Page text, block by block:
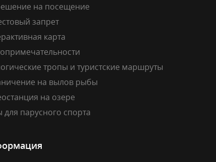
на посещение
запрет
карта
тропы и туристские маршруты
на вылов рыбы
на озере
для парусного спорта